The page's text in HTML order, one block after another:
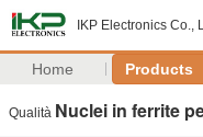
IKP Electronics Co.,
Home Products
Qualità Nuclei in ferrite